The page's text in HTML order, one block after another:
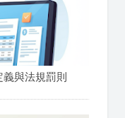
與法規罰則